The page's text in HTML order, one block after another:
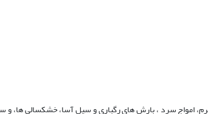
امواج سرد ، بارش های رگباری و سیل آسا، خشکسالی ها، و